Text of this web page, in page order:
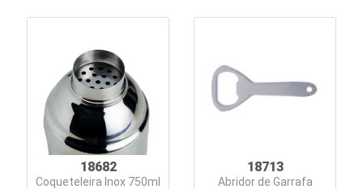
18682
Coqueteleira Inox 750ml
18713
Abridor de Garrafa